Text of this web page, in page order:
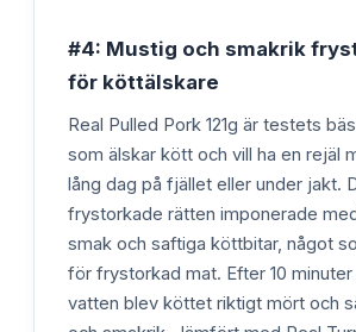
#4: Mustig och smakrik
för köttälskare
Real Pulled Pork 121g är testets
som älskar kött och vill ha en rejäl
lång dag på fjället eller under jakt.
frystorkade rätten imponerade
smak och saftiga köttbitar, något
för frystorkad mat. Efter 10
vatten blev köttet riktigt mört och